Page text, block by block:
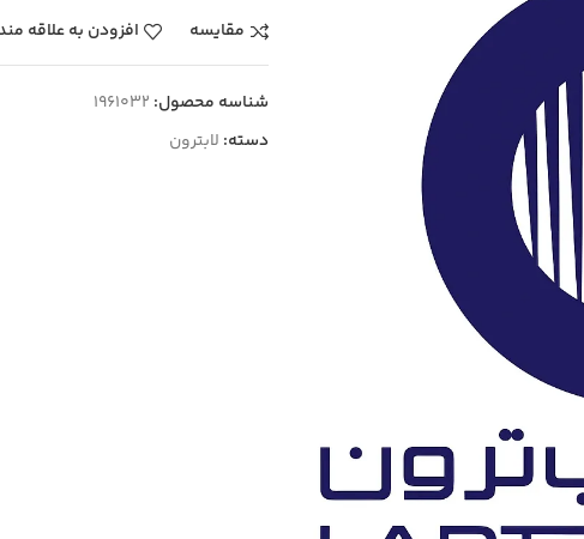
مقایسه
افزودن به علاقه
شناسه محصول: 1961032
دسته: لابترون